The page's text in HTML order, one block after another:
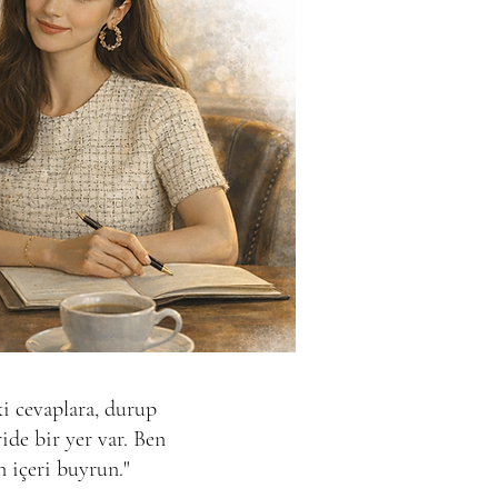
cevaplara, durup
bir yer var. Ben
içeri buyrun."